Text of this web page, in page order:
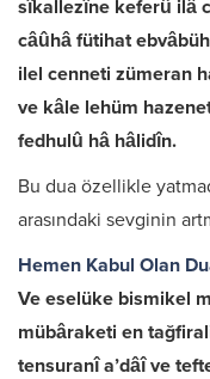
sîkallezîne keferû ilâ
câûhâ fütihat
ilel cenneti zümeran
ve kâle lehüm
fedhulû hâ hâlidîn.
Bu dua özellikle
arasındaki sevginin
Hemen Kabul Olan
Ve eselüke bismikel
mübâraketi en
tensuranî a’dâî ve